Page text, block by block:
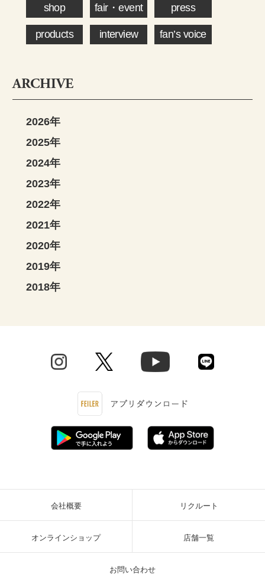
shop fair・event press
products interview fan’s voice
ARCHIVE
2026年
2025年
2024年
2023年
2022年
2021年
2020年
2019年
2018年
会社概要 リクルート
オンラインショップ 店舗一覧
お問い合わせ